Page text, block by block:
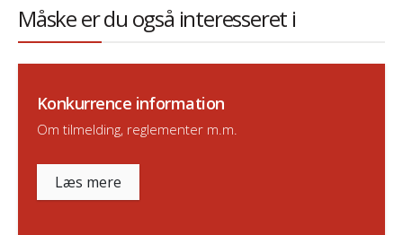
Måske er du også interesseret i
Konkurrence information
Om tilmelding, reglementer m.m.
Læs mere